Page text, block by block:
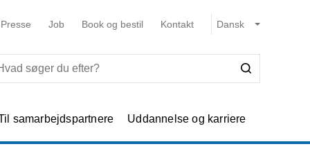
Presse Job Book og bestil Kontakt
samarbejdspartnere Uddannelse og karriere